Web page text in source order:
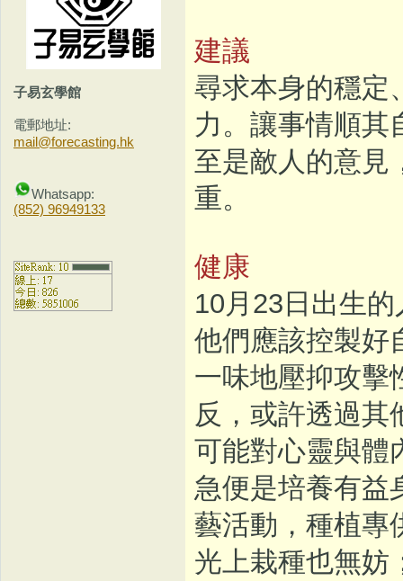
子易玄學館
電郵地址:
mail@forecasting.hk
Whatsapp:
(852) 96949133
建議
尋求本身的穩定
力。讓事情順其
至是敵人的意見
重。
健康
10月23日出生
他們應該控製好
一味地壓抑攻擊
反，或許透過其
可能對心靈與體
急便是培養有益
藝活動，種植專
光上栽種也無妨